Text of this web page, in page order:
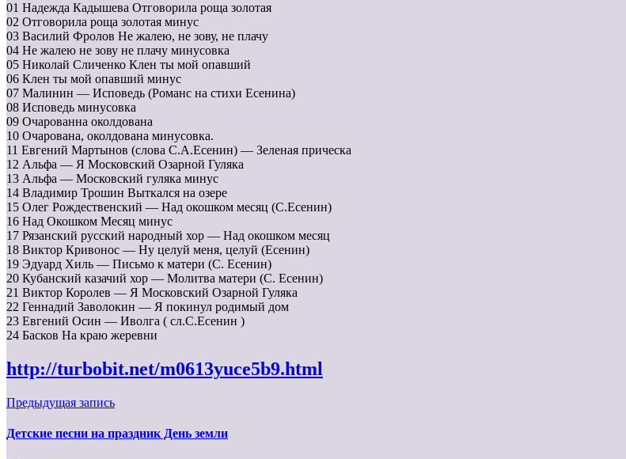
01 Надежда Кадышева Отговорила роща золотая
02 Отговорила роща золотая минус
03 Василий Фролов Не жалею, не зову, не плачу
04 Не жалею не зову не плачу минусовка
05 Николай Сличенко Клен ты мой опавший
06 Клен ты мой опавший минус
07 Малинин — Исповедь (Романс на стихи Есенина)
08 Исповедь минусовка
09 Очарованна околдована
10 Очарована, околдована минусовка.
11 Евгений Мартынов (слова С.А.Есенин) — Зеленая прическа
12 Альфа — Я Московский Озарной Гуляка
13 Альфа — Московский гуляка минус
14 Владимир Трошин Выткался на озере
15 Олег Рождественский — Над окошком месяц (С.Есенин)
16 Над Окошком Месяц минус
17 Рязанский русский народный хор — Над окошком месяц
18 Виктор Кривонос — Ну целуй меня, целуй (Есенин)
19 Эдуард Хиль — Письмо к матери (С. Есенин)
20 Кубанский казачий хор — Молитва матери (С. Есенин)
21 Виктор Королев — Я Московский Озарной Гуляка
22 Геннадий Заволокин — Я покинул родимый дом
23 Евгений Осин — Иволга ( сл.С.Есенин )
24 Басков На краю жеревни
http://turbobit.net/m0613yuce5b9.html
Предыдущая запись
Детские песни на праздник День земли